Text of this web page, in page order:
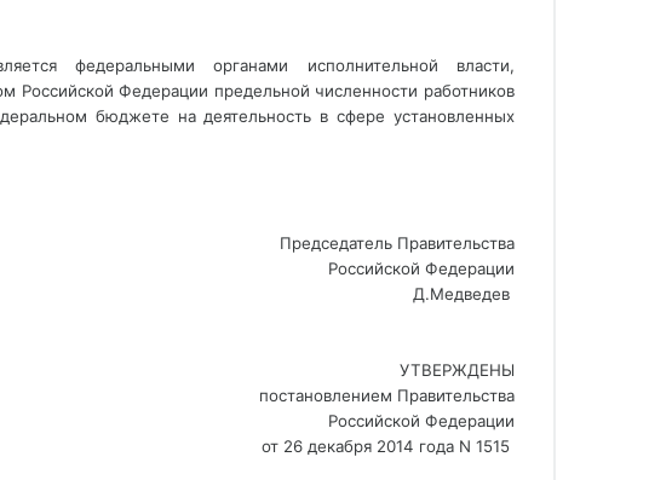
федеральными органами исполнительной власти,
Российской Федерации предельной численности работников
бюджете на деятельность в сфере установленных
Председатель Правительства
Российской Федерации
Д.Медведев
УТВЕРЖДЕНЫ
постановлением Правительства
Российской Федерации
от 26 декабря 2014 года N 1515